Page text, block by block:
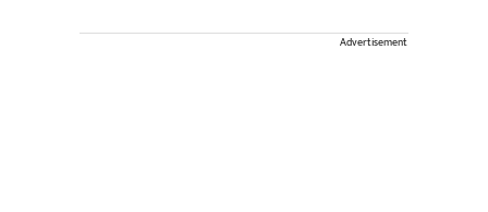
Advertisement